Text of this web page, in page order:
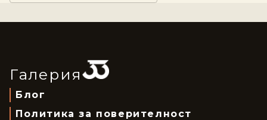
Галерия
Блог
Политика за поверителност